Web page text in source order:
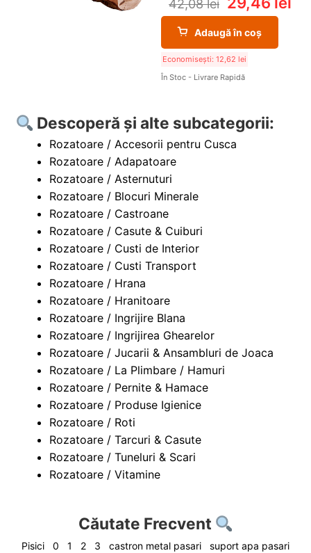
42,08lei
Adaugă în coș
Economisești: 12,62 lei
În Stoc - Livrare Rapidă
Descoperă și alte subcategorii:
Rozatoare / Accesorii pentru Cusca
Rozatoare / Adapatoare
Rozatoare / Asternuturi
Rozatoare / Blocuri Minerale
Rozatoare / Castroane
Rozatoare / Casute & Cuiburi
Rozatoare / Custi de Interior
Rozatoare / Custi Transport
Rozatoare / Hrana
Rozatoare / Hranitoare
Rozatoare / Ingrijire Blana
Rozatoare / Ingrijirea Ghearelor
Rozatoare / Jucarii & Ansambluri de Joaca
Rozatoare / La Plimbare / Hamuri
Rozatoare / Pernite & Hamace
Rozatoare / Produse Igienice
Rozatoare / Roti
Rozatoare / Tarcuri & Casute
Rozatoare / Tuneluri & Scari
Rozatoare / Vitamine
Căutate Frecvent
Pisici 0 1 2 3 castron metal pasari
suport apa pasari